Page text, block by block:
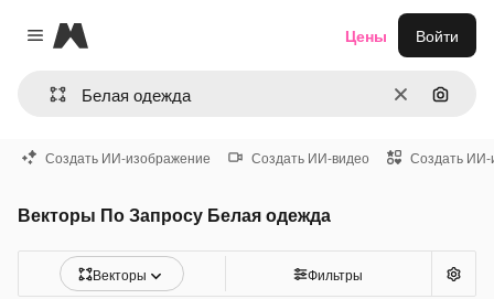
Close menu
Magnific
ОчиститьПоиск
Цены Войти
Создать ИИ-изображение Создать ИИ-видео Создать ИИ-
Векторы По Запросу Белая одежда
Векторы Фильтры